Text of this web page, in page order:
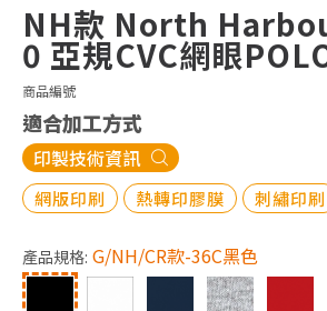
NH款 North
0 亞規CVC網眼
商品編號
適合加工方式
印製技術資訊
網版印刷 熱轉印膠膜 刺繡印刷
產品規格: G/NH/CR款-36C黑色